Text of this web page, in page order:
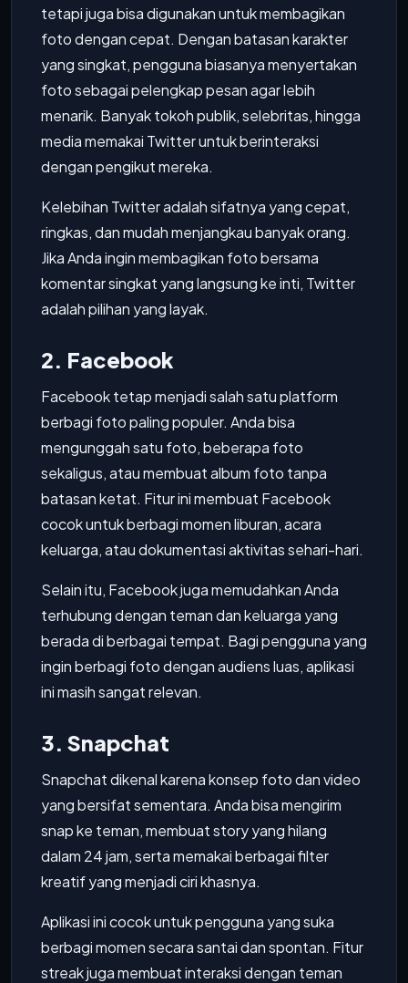
tetapi juga bisa digunakan untuk membagikan
foto dengan cepat. Dengan batasan karakter
yang singkat, pengguna biasanya menyertakan
foto sebagai pelengkap pesan agar lebih
menarik. Banyak tokoh publik, selebritas, hingga
media memakai Twitter untuk berinteraksi
dengan pengikut mereka.
Kelebihan Twitter adalah sifatnya yang cepat,
ringkas, dan mudah menjangkau banyak orang.
Jika Anda ingin membagikan foto bersama
komentar singkat yang langsung ke inti, Twitter
adalah pilihan yang layak.
2. Facebook
Facebook tetap menjadi salah satu platform
berbagi foto paling populer. Anda bisa
mengunggah satu foto, beberapa foto
sekaligus, atau membuat album foto tanpa
batasan ketat. Fitur ini membuat Facebook
cocok untuk berbagi momen liburan, acara
keluarga, atau dokumentasi aktivitas sehari-hari.
Selain itu, Facebook juga memudahkan Anda
terhubung dengan teman dan keluarga yang
berada di berbagai tempat. Bagi pengguna yang
ingin berbagi foto dengan audiens luas, aplikasi
ini masih sangat relevan.
3. Snapchat
Snapchat dikenal karena konsep foto dan video
yang bersifat sementara. Anda bisa mengirim
snap ke teman, membuat story yang hilang
dalam 24 jam, serta memakai berbagai filter
kreatif yang menjadi ciri khasnya.
Aplikasi ini cocok untuk pengguna yang suka
berbagi momen secara santai dan spontan. Fitur
streak juga membuat interaksi dengan teman